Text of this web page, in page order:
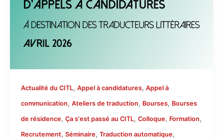
Actualité du CITL, Appel à candidatures, Appel à
communication, Ateliers de traduction, Bourses, Bourses
de résidence, Ça s'est passé au CITL, Colloque, Formation,
Recrutement, Séminaire, Traduction automatique,